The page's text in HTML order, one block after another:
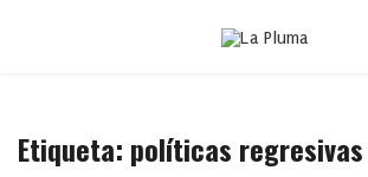
Etiqueta: políticas regresivas